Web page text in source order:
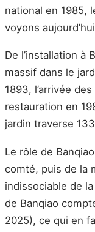
national en 1985,
voyons
De l’installation à
massif dans le
1893, l’arrivée
restauration en
jardin traverse
Le rôle de
comté, puis de la
indissociable de
de Banqiao
2025), ce qui en